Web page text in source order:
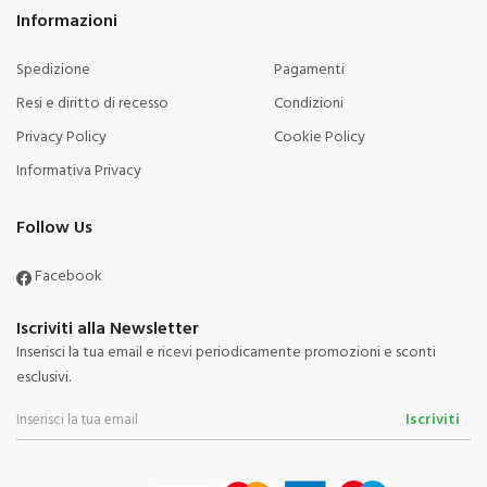
Informazioni
Spedizione
Pagamenti
Resi e diritto di recesso
Condizioni
Privacy Policy
Cookie Policy
Informativa Privacy
Follow Us
Facebook
Iscriviti alla Newsletter
Inserisci la tua email e ricevi periodicamente promozioni e sconti
esclusivi.
Iscriviti